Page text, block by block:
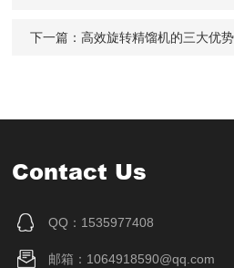
下一篇：高效旋转精馏机的三大优
Contact Us
QQ：1535977408
邮箱：1064918590@qq.com